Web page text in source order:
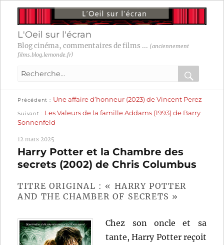
L'Oeil sur l'écran
Blog cinéma, commentaires de films ... (anciennement
films.blog.lemonde.fr)
Recherche
:
OK
Navigation
de
l’article
Précédent
précédente :
Une affaire d’honneur (2023) de Vincent Perez
Suivant
suivante :
Les Valeurs de la famille Addams (1993) de Barry
Sonnenfeld
12 mars 2025
Harry Potter et la Chambre des
secrets (2002) de Chris Columbus
TITRE ORIGINAL : « HARRY POTTER
AND THE CHAMBER OF SECRETS »
Chez son oncle et sa
tante, Harry Potter reçoit